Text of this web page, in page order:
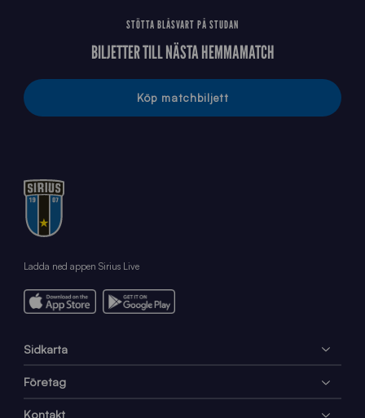
STÖTTA BLÅSVART PÅ STUDAN
BILJETTER TILL NÄSTA HEMMAMATCH
Köp matchbiljett
Ladda ned appen Sirius Live
Sidkarta
Företag
Kontakt